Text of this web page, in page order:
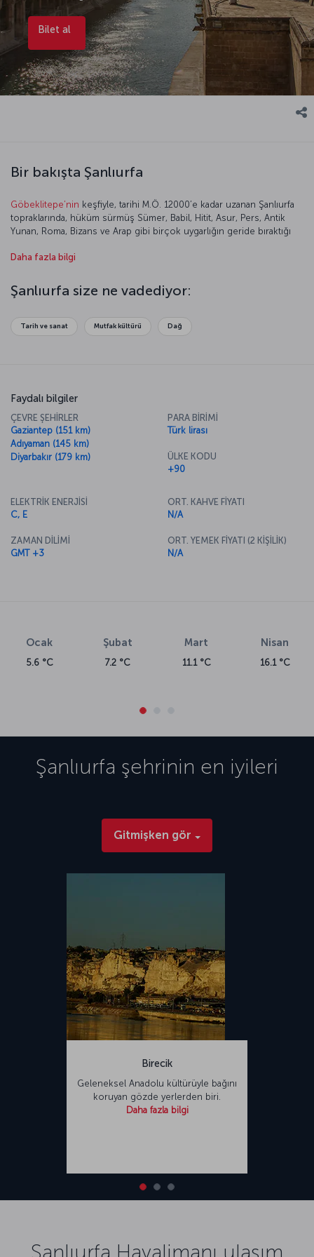
Bilet al
Bir bakışta Şanlıurfa
Göbeklitepe’nin keşfiyle, tarihi M.Ö. 12000’e kadar uzanan Şanlıurfa
topraklarında, hüküm sürmüş Sümer, Babil, Hitit, Asur, Pers, Antik
Yunan, Roma, Bizans ve Arap gibi birçok uygarlığın geride bıraktığı
günümüz yaşantısı da çok kültürlü ve renkli. Farklı kültürlere ait
kalarak uyum içinde sergiledikleri birliktelik kenti gezerken bile
hissediliyor. Kentin sizi şaşırtacak çok kültürlülüğü, mutfağında da
tadına varmadan bu topraklardan ayrılmayın.
Daha fazla bilgi
Şanlıurfa size ne vadediyor:
Tarih ve sanat Mutfak kültürü Dağ
Faydalı bilgiler
ÇEVRE ŞEHİRLER
Gaziantep (151 km)
Adıyaman (145 km)
Diyarbakır (179 km)
PARA BİRİMİ
Türk lirası
ÜLKE KODU
+90
ELEKTRİK ENERJİSİ
C, E
ZAMAN DİLİMİ
GMT +3
ORT. KAHVE FİYATI
N/A
ORT. YEMEK FİYATI (2 KİŞİLİK)
N/A
Ocak
5.6 °C
Şubat
7.2 °C
Mart
11.1 °C
Nisan
16.1 °C
Şanlıurfa şehrinin en iyileri
Gitmişken gör
Birecik
Geleneksel Anadolu kültürüyle bağını
koruyan gözde yerlerden biri.
Daha fazla bilgi
Şanlıurfa Havalimanı ulaşım